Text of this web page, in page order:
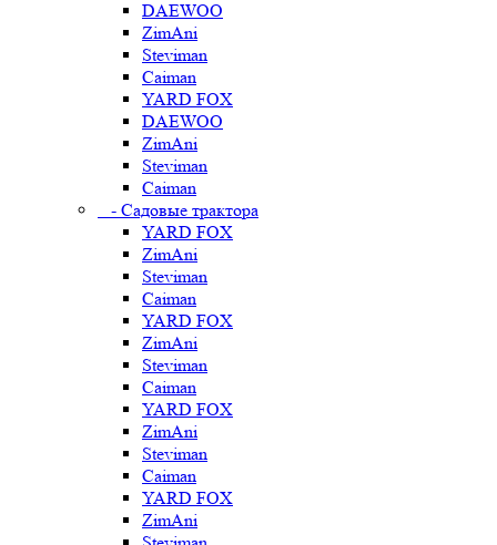
DAEWOO
ZimAni
Steviman
Caiman
YARD FOX
DAEWOO
ZimAni
Steviman
Caiman
- Садовые трактора
YARD FOX
ZimAni
Steviman
Caiman
YARD FOX
ZimAni
Steviman
Caiman
YARD FOX
ZimAni
Steviman
Caiman
YARD FOX
ZimAni